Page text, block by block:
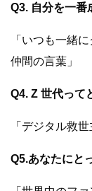
Q3. 自分を一番
「いつも一緒
仲間の言葉」
Q4. Z 世代って
「デジタル救世
Q5.あなたにと